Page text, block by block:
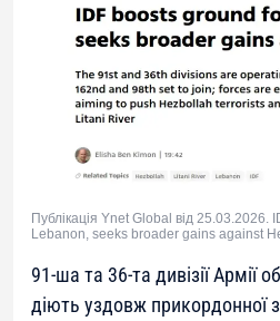
Публікація Ynet Global від 25.03.2026.
Lebanon, seeks broader gains against
91-ша та 36-та дивізії Армії
діють уздовж прикордонної